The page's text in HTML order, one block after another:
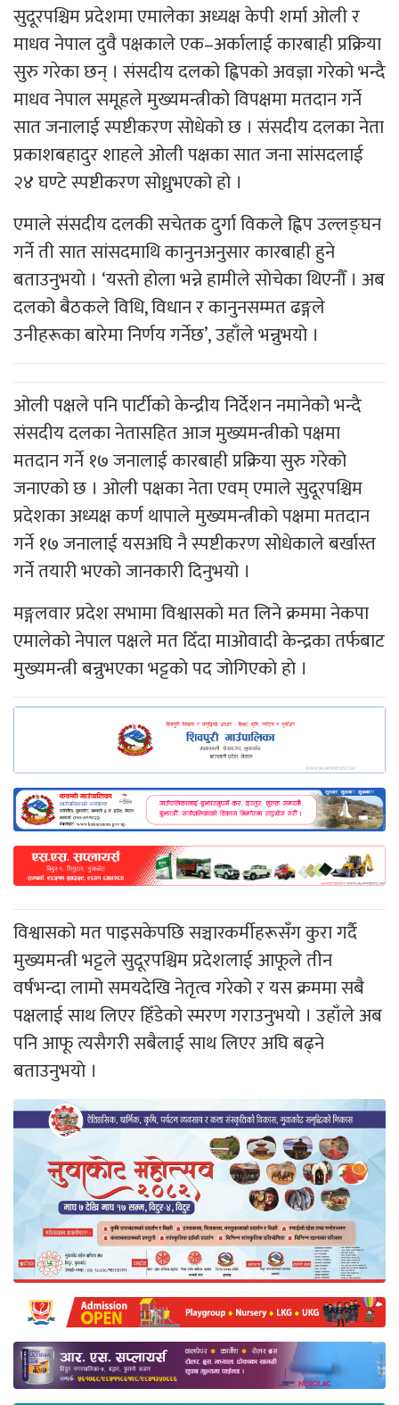
सुदूरपश्चिम प्रदेशमा एमालेका अध्यक्ष केपी शर्मा ओली र
माधव नेपाल दुवै पक्षकाले एक–अर्कालाई कारबाही प्रक्रिया
सुरु गरेका छन् । संसदीय दलको ह्विपको अवज्ञा गरेको भन्दै
माधव नेपाल समूहले मुख्यमन्त्रीको विपक्षमा मतदान गर्ने
सात जनालाई स्पष्टीकरण सोधेको छ । संसदीय दलका नेता
प्रकाशबहादुर शाहले ओली पक्षका सात जना सांसदलाई
२४ घण्टे स्पष्टीकरण सोध्नुभएको हो ।
एमाले संसदीय दलकी सचेतक दुर्गा विकले ह्विप उल्लङ्घन
गर्ने ती सात सांसदमाथि कानुनअनुसार कारबाही हुने
बताउनुभयाे । ‘यस्तो होला भन्ने हामीले सोचेका थिएनौँ । अब
दलको बैठकले विधि, विधान र कानुनसम्मत ढङ्गले
उनीहरूका बारेमा निर्णय गर्नेछ’, उहाँले भन्नुभयाे ।
ओली पक्षले पनि पार्टीको केन्द्रीय निर्देशन नमानेको भन्दै
संसदीय दलका नेतासहित आज मुख्यमन्त्रीको पक्षमा
मतदान गर्ने १७ जनालाई कारबाही प्रक्रिया सुरु गरेको
जनाएको छ । ओली पक्षका नेता एवम् एमाले सुदूरपश्चिम
प्रदेशका अध्यक्ष कर्ण थापाले मुख्यमन्त्रीको पक्षमा मतदान
गर्ने १७ जनालाई यसअघि नै स्पष्टीकरण सोधेकाले बर्खास्त
गर्ने तयारी भएको जानकारी दिनुभयो ।
मङ्गलवार प्रदेश सभामा विश्वासकाे मत लिने क्रममा नेकपा
एमालेको नेपाल पक्षले मत दिँदा माओवादी केन्द्रका तर्फबाट
मुख्यमन्त्री बन्नुभएका भट्टकाेपदजाेगिएकाे हाे ।
विश्वासको मत पाइसकेपछि सञ्चारकर्मीहरूसँग कुरा गर्दै
मुख्यमन्त्री भट्टले सुदूरपश्चिम प्रदेशलाई आफूले तीन
वर्षभन्दा लामो समयदेखि नेतृत्व गरेको र यस क्रममा सबै
पक्षलाई साथ लिएर हिँडेको स्मरण गराउनुभयाे । उहाँले अब
पनि आफू त्यसैगरी सबैलाई साथ लिएर अघि बढ्ने
बताउनुभयाे ।